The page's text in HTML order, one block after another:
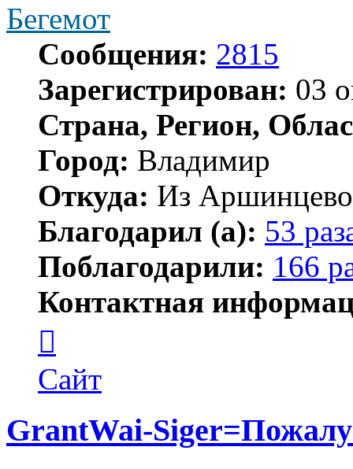
Бегемот
Сообщения: 2815
Зарегистрирован: 03
Страна, Регион,
Город: Владимир
Откуда: Из
Благодарил (а): 53
Поблагодарили: 166
Контактная
пользователя
Бегемот
Сайт
GrantWai-